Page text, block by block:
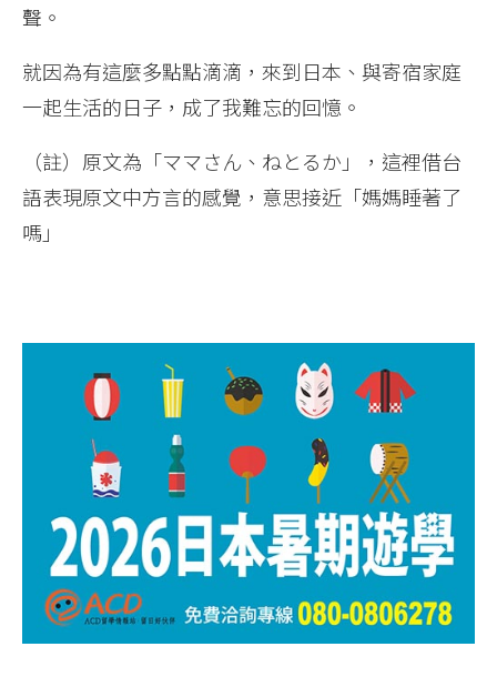
聲。
就因為有這麼多點點滴滴，來到日本、與寄宿家庭
一起生活的日子，成了我難忘的回憶。
（註）原文為「ママさん、ねとるか」，這裡借台
語表現原文中方言的感覺，意思接近「媽媽睡著了
嗎」